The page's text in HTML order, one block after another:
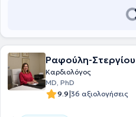
συνέδρια, ενώ διαθέτει σημαντική
συνεργασία με την Α’
Ραφούλη-
Καρδιολόγος
MD, PhD
9.9|36 αξιολογήσεις